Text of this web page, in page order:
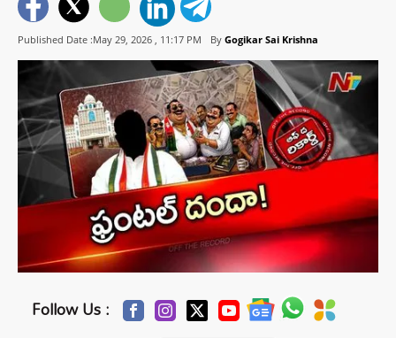
Published Date :May 29, 2026 , 11:17 PM By Gogikar Sai Krishna
Follow Us :